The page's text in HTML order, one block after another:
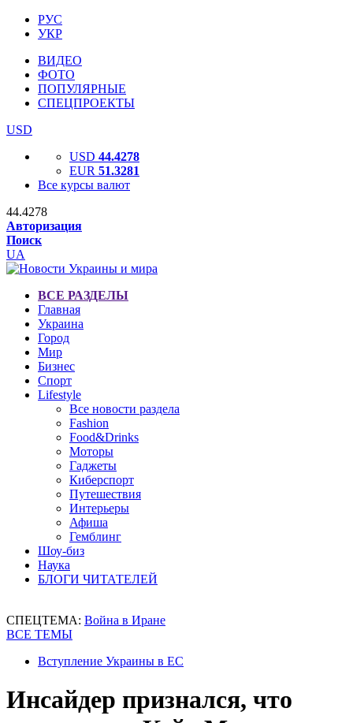
РУС
УКР
ВИДЕО
ФОТО
ПОПУЛЯРНЫЕ
СПЕЦПРОЕКТЫ
USD
USD 44.4278
EUR 51.3281
Все курсы валют
44.4278
Авторизация
Поиск
UA
ВСЕ РАЗДЕЛЫ
Главная
Украина
Город
Мир
Бизнес
Спорт
Lifestyle
Все новости раздела
Fashion
Food&Drinks
Моторы
Гаджеты
Киберспорт
Путешествия
Интерьеры
Афиша
Гемблинг
Шоу-биз
Наука
БЛОГИ ЧИТАТЕЛЕЙ
СПЕЦТЕМА: Война в Иране
ВСЕ ТЕМЫ
Вступление Украины в ЕС
Инсайдер признался, что